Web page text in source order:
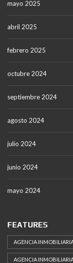
mayo 2025
abril 2025
febrero 2025
octubre 2024
septiembre 2024
agosto 2024
julio 2024
junio 2024
mayo 2024
FEATURES
AGENCIA
AGENCIA